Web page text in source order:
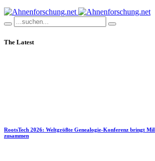
The Latest
RootsTech 2026: Weltgrößte Genealogie-Konferenz bringt
zusammen